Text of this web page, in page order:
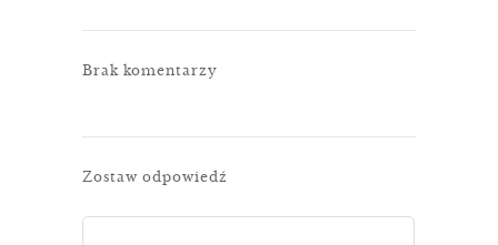
Brak komentarzy
Zostaw odpowiedź